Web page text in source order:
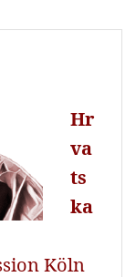
Hr
va
ts
ka
Köln